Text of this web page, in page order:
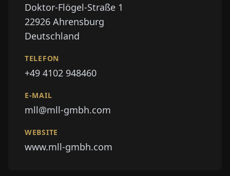
Doktor-Flögel-Straße 1
22926 Ahrensburg
Deutschland
TELEFON
+49 4102 948460
E-MAIL
mll@mll-gmbh.com
WEBSITE
www.mll-gmbh.com